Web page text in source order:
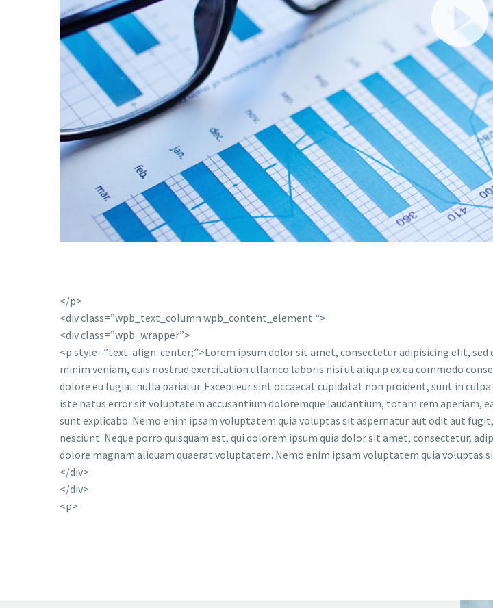
</p>
<div class=”wpb_text_column wpb_content_element “>
<div class=”wpb_wrapper”>
<p style=”text-align: center;”>Lorem ipsum dolor sit amet, consectetur adipisicing elit,
minim veniam, quis nostrud exercitation ullamco laboris nisi ut aliquip ex ea commodo
dolore eu fugiat nulla pariatur. Excepteur sint occaecat cupidatat non proident, sunt in
iste natus error sit voluptatem accusantium doloremque laudantium, totam rem aperiam,
sunt explicabo. Nemo enim ipsam voluptatem quia voluptas sit aspernatur aut odit aut
nesciunt. Neque porro quisquam est, qui dolorem ipsum quia dolor sit amet, consectetur,
dolore magnam aliquam quaerat voluptatem. Nemo enim ipsam voluptatem quia voluptas
</div>
</div>
<p>